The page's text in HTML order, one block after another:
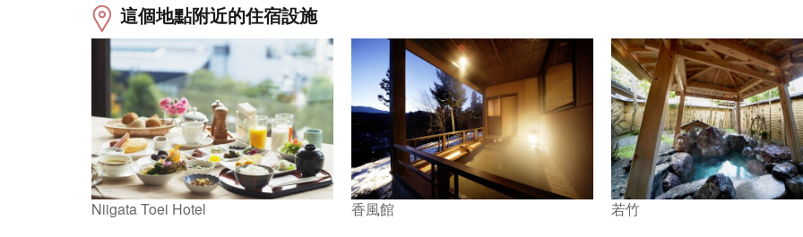
這個地點附近的住宿設施
Niigata Toei Hotel 香風館 若竹